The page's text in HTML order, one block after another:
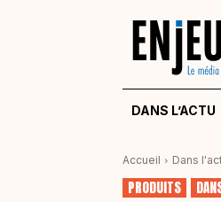
DANS L’ACTU
Accueil Dans
PRODUITS